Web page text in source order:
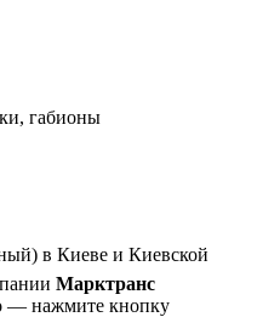
габионы
в Киеве и Киевской
Марктранс
— нажмите кнопку